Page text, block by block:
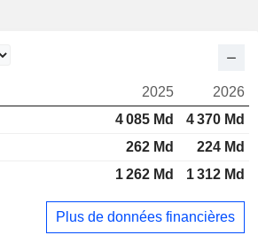
2025
2026
4 085 Md
4 370 Md
262 Md
224 Md
1 262 Md 1 312 Md
Plus de données financières